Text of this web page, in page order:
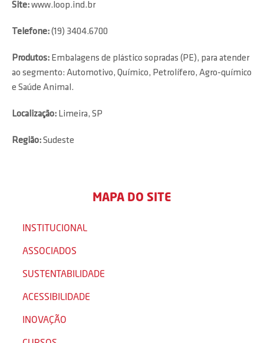
Site:www.loop.ind.br
Telefone:(19) 3404.6700
Produtos: Embalagens de plástico sopradas (PE), para atender
ao segmento: Automotivo, Químico, Petrolífero, Agro-químico
e Saúde Animal.
Localização: Limeira, SP
Região:Sudeste
MAPA DO SITE
INSTITUCIONAL
ASSOCIADOS
SUSTENTABILIDADE
ACESSIBILIDADE
INOVAÇÃO